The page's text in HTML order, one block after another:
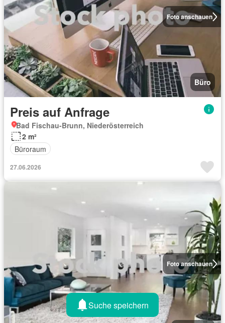
Foto anschauen
Büro
Preis auf Anfrage
Bad Fischau-Brunn, Niederösterreich
2 m²
Büroraum
27.06.2026
Foto anschauen
Suche speichern